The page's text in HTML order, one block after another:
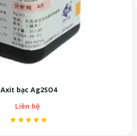
Axit bạc Ag2SO4
Liên hệ